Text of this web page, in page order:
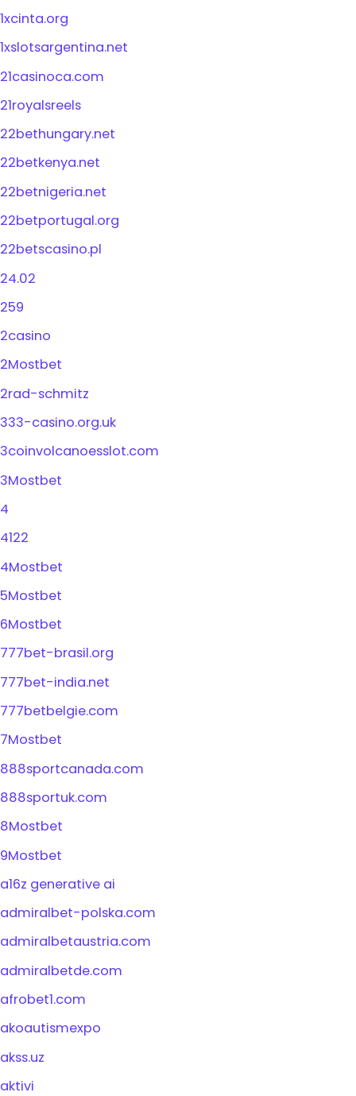
1xcinta.org
1xslotsargentina.net
21casinoca.com
21royalsreels
22bethungary.net
22betkenya.net
22betnigeria.net
22betportugal.org
22betscasino.pl
24.02
259
2casino
2Mostbet
2rad-schmitz
333-casino.org.uk
3coinvolcanoesslot.com
3Mostbet
4
4122
4Mostbet
5Mostbet
6Mostbet
777bet-brasil.org
777bet-india.net
777betbelgie.com
7Mostbet
888sportcanada.com
888sportuk.com
8Mostbet
9Mostbet
a16z generative ai
admiralbet-polska.com
admiralbetaustria.com
admiralbetde.com
afrobet1.com
akoautismexpo
akss.uz
aktivi